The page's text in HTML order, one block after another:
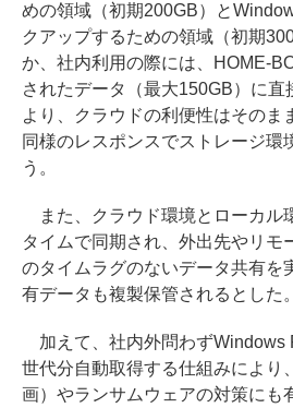
めの領域（初期200GB）と
クアップするための領域（初期
か、社内利用の際には、HOME-
されたデータ（最大150GB）に直
より、クラウドの利便性はそのま
同様のレスポンスでストレージ環
う。
また、クラウド環境とローカル
タイムで同期され、外出先やリモ
のタイムラグのないデータ共有を
有データも複製保管されるとした。
加えて、社内外問わずWindows
世代分自動取得する仕組みにより
画）やランサムウェアの対策にも